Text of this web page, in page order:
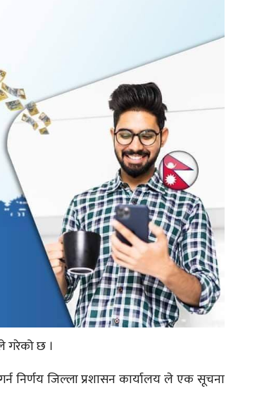
गरेको छ ।
निर्णय जिल्ला प्रशासन कार्यालय ले एक सूचना